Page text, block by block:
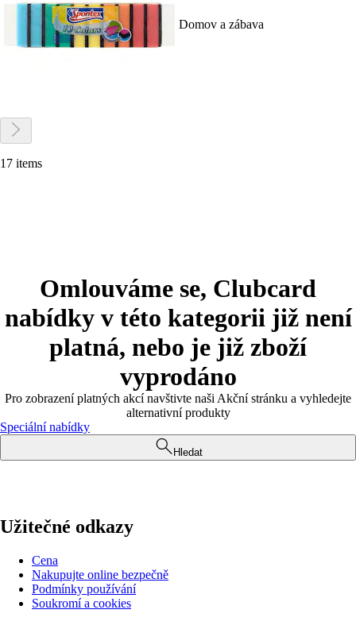
Domov a zábava
17 items
Omlouváme se, Clubcard
nabídky v této kategorii již není
platná, nebo je již zboží
vyprodáno
Pro zobrazení platných akcí navštivte naši Akční stránku a vyhledejte
alternativní produkty
Speciální nabídky
Hledat
Užitečné odkazy
Cena
Nakupujte online bezpečně
Podmínky používání
Soukromí a cookies